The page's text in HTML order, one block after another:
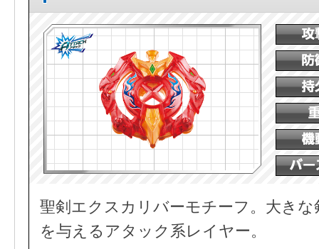
聖剣エクスカリバーモチーフ。大き
を与えるアタック系レイヤー。